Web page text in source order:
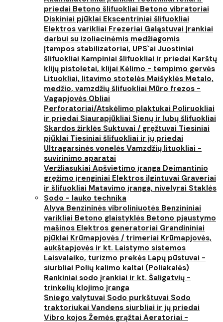
priedai Betono šlifuokliai Betono vibratoriai
Diskiniai pjūklai Ekscentriniai šlifuokliai
Elektros varikliai Frezeriai Galąstuvai Įrankiai
darbui su izoliacinėmis medžiagomis
Įtampos stabilizatoriai, UPS`ai Juostiniai
šlifuokliai Kampiniai šlifuokliai ir priedai Karštų
klijų pistoletai, klijai Kėlimo - tempimo gervės
Lituokliai, litavimo stotelės Maišyklės Metalo,
medžio, vamzdžių šlifuokliai Mūro frezos -
Vagapjovės Obliai
Perforatoriai/Atskėlimo plaktukai Poliruokliai
ir priedai Siaurapjūkliai Sienų ir lubų šlifuokliai
Skardos žirklės Suktuvai / gręžtuvai Tiesiniai
pjūklai Tiesiniai šlifuokliai ir jų priedai
Ultragarsinės vonelės Vamzdžių lituokliai -
suvirinimo aparatai
Veržliasukiai Apšvietimo įranga Deimantinio
gręžimo įrenginiai Elektros ilgintuvai Graveriai
ir šlifuokliai Matavimo įranga, nivelyrai Staklės
Sodo - lauko technika
Alyva Benzininės vibroliniuotės Benzininiai
varikliai Betono glaistyklės Betono pjaustymo
mašinos Elektros generatoriai Grandininiai
pjūklai Krūmapjovės / trimeriai Krūmapjovės,
aukštapjovės ir kt. Laistymo sistemos
Laisvalaiko, turizmo prekės Lapų pūstuvai -
siurbliai Polių kalimo kaltai (Poliakalės)
Rankiniai sodo įrankiai ir kt. Šaligatvių -
trinkelių klojimo įranga
Sniego valytuvai Sodo purkštuvai Sodo
traktoriukai Vandens siurbliai ir jų priedai
Vibro kojos Žemės grąžtai Aeratoriai -